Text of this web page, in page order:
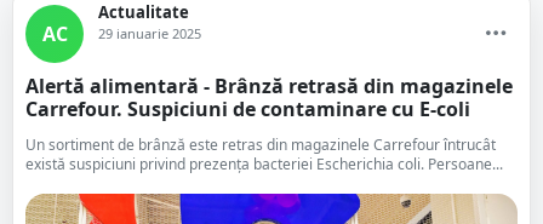
AC
Actualitate
29 ianuarie 2025
Alertă alimentară - Brânză retrasă din magazinele
Carrefour. Suspiciuni de contaminare cu E-coli
Un sortiment de brânză este retras din magazinele Carrefour întrucât
există suspiciuni privind prezenţa bacteriei Escherichia coli. Persoane...